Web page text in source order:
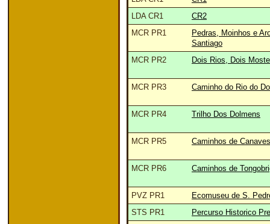
LDA CR1
CR2
MCR PR1
Pedras, Moinhos e
Santiago
MCR PR2
Dois Rios, Dois
MCR PR3 Caminho do Rio do
MCR PR4 Trilho Dos Dolmens
MCR PR5 Caminhos de
MCR PR6 Caminhos de
PVZ PR1
Ecomuseu de S.
STS PR1
Percurso Historico